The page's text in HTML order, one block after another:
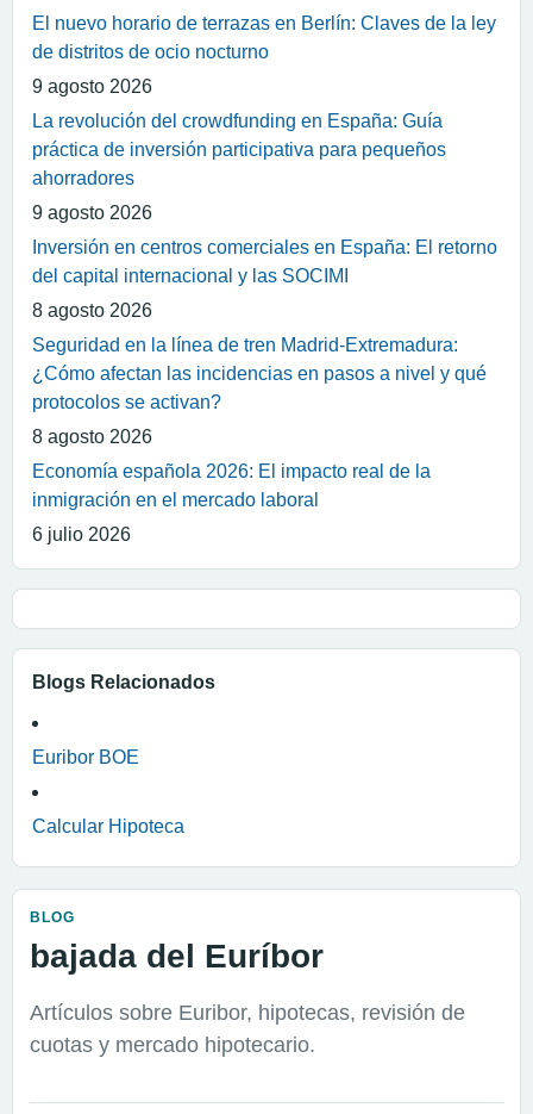
El nuevo horario de terrazas en Berlín: Claves de la ley
de distritos de ocio nocturno
9 agosto 2026
La revolución del crowdfunding en España: Guía
práctica de inversión participativa para pequeños
ahorradores
9 agosto 2026
Inversión en centros comerciales en España: El retorno
del capital internacional y las SOCIMI
8 agosto 2026
Seguridad en la línea de tren Madrid-Extremadura:
¿Cómo afectan las incidencias en pasos a nivel y qué
protocolos se activan?
8 agosto 2026
Economía española 2026: El impacto real de la
inmigración en el mercado laboral
6 julio 2026
Blogs Relacionados
Euribor BOE
Calcular Hipoteca
BLOG
bajada del Euríbor
Artículos sobre Euribor, hipotecas, revisión de
cuotas y mercado hipotecario.